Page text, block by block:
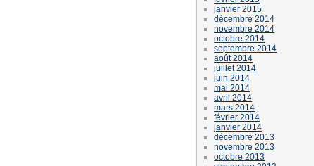
janvier 2015
décembre 2014
novembre 2014
octobre 2014
septembre 2014
août 2014
juillet 2014
juin 2014
mai 2014
avril 2014
mars 2014
février 2014
janvier 2014
décembre 2013
novembre 2013
octobre 2013